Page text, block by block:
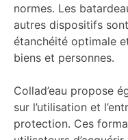
normes. Les
autres dispositifs
étanchéité optimale
biens et personnes.
Collad’eau propose
sur l’utilisation et
protection. Ces